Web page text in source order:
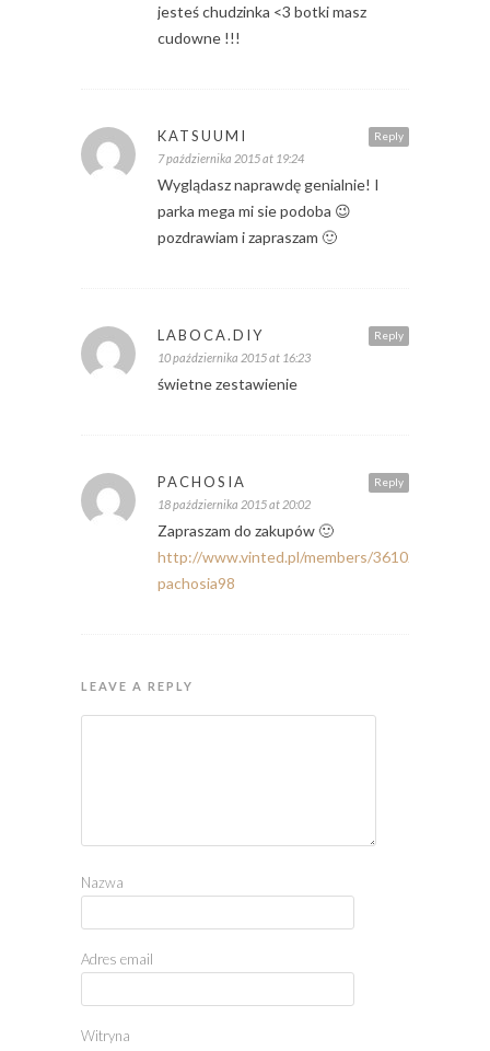
jesteś chudzinka <3 botki masz
cudowne !!!
Reply
KATSUUMI
7 października 2015 at 19:24
Wyglądasz naprawdę genialnie! I
parka mega mi sie podoba 😉
pozdrawiam i zapraszam 🙂
Reply
LABOCA.DIY
10 października 2015 at 16:23
świetne zestawienie
Reply
PACHOSIA
18 października 2015 at 20:02
Zapraszam do zakupów 🙂
http://www.vinted.pl/members/361026-
pachosia98
LEAVE A REPLY
Nazwa
Adres email
Witryna